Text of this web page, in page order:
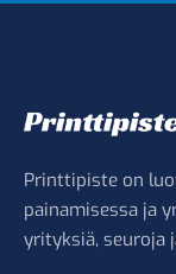
Printtipiste on
painamisessa ja
yrityksiä, seuroja